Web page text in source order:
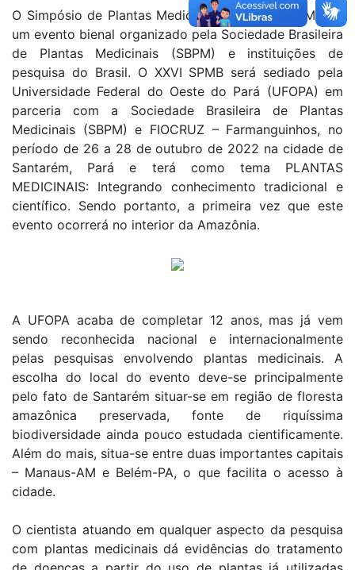
O Simpósio de Plantas Medicinais do Brasil (SPMB), é
um evento bienal organizado pela Sociedade Brasileira
de Plantas Medicinais (SBPM) e instituições de
pesquisa do Brasil. O XXVI SPMB será sediado pela
Universidade Federal do Oeste do Pará (UFOPA) em
parceria com a Sociedade Brasileira de Plantas
Medicinais (SBPM) e FIOCRUZ – Farmanguinhos, no
período de 26 a 28 de outubro de 2022 na cidade de
Santarém, Pará e terá como tema PLANTAS
MEDICINAIS: Integrando conhecimento tradicional e
científico. Sendo portanto, a primeira vez que este
evento ocorrerá no interior da Amazônia.
A UFOPA acaba de completar 12 anos, mas já vem
sendo reconhecida nacional e internacionalmente
pelas pesquisas envolvendo plantas medicinais. A
escolha do local do evento deve-se principalmente
pelo fato de Santarém situar-se em região de floresta
amazônica preservada, fonte de riquíssima
biodiversidade ainda pouco estudada cientificamente.
Além do mais, situa-se entre duas importantes capitais
– Manaus-AM e Belém-PA, o que facilita o acesso à
cidade.
O cientista atuando em qualquer aspecto da pesquisa
com plantas medicinais dá evidências do tratamento